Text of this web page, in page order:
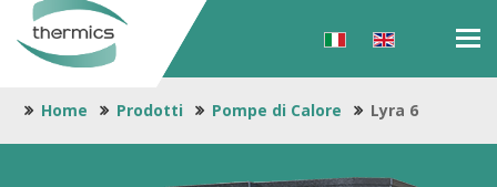
Home Prodotti Pompe di Calore Lyra 6